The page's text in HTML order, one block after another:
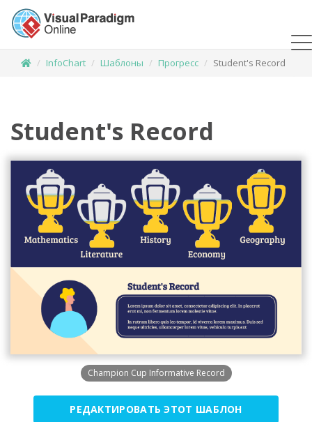
InfoChart Шаблоны Прогресс Student's Record
Student's Record
Champion Cup Informative Record
РЕДАКТИРОВАТЬ ЭТОТ ШАБЛОН